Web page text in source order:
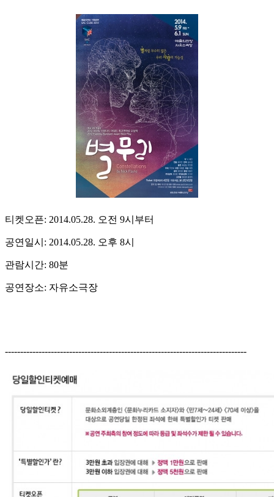
티켓오픈: 2014.05.28. 오전 9시부터
공연일시: 2014.05.28. 오후 8시
관람시간: 80분
공연장소: 자유소극장
-------------------------------------------------------------------------------